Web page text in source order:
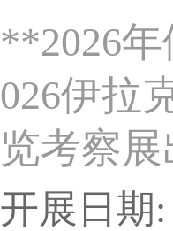
**2026年
026伊拉
览考察
克埃尔
开展日期